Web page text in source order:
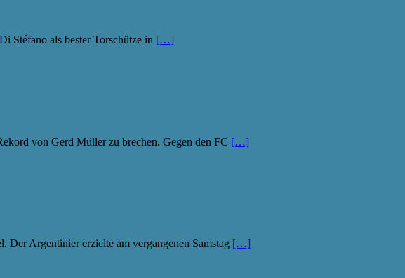
Stéfano als bester Torschütze in […]
von Gerd Müller zu brechen. Gegen den FC […]
Argentinier erzielte am vergangenen Samstag […]